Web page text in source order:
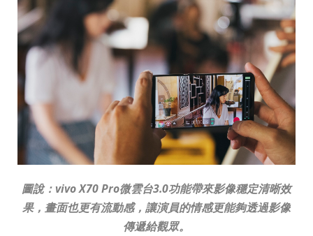
圖說： vivo X70 Pro微雲台3.0功能帶來影像穩定清晰效
果， 畫面也更有流動感，讓演員的情感更能夠透過影像
傳遞給觀眾。